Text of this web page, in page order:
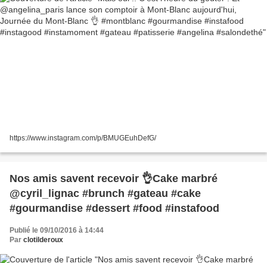
https://www.instagram.com/p/BMUGEuhDefG/
Nos amis savent recevoir 👌Cake marbré
@cyril_lignac #brunch #gateau #cake
#gourmandise #dessert #food #instafood
Publié le 09/10/2016 à 14:44
Par clotilderoux